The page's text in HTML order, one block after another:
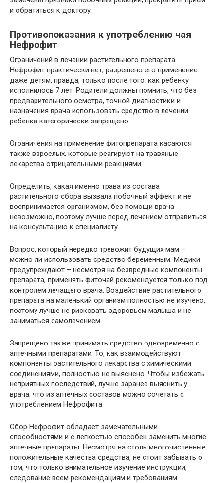
и обратиться к доктору.
Противопоказания к употреблению чая
Нефрофит
Ограничений в лечении растительного препарата
Нефрофит практически нет, разрешено его применение
даже детям, правда, только после того, как ребенку
исполнилось 7 лет. Родители должны помнить, что без
предварительного осмотра, точной диагностики и
назначения врача использовать средство в лечении
ребенка категорически запрещено.
Ограничения на применение фитопрепарата касаются
также взрослых, которые реагируют на травяные
лекарства отрицательными реакциями.
Определить, какая именно трава из состава
растительного сбора вызвала побочный эффект и не
воспринимается организмом, без помощи врача
невозможно, поэтому лучше перед лечением отправиться
на консультацию к специалисту.
Вопрос, который нередко тревожит будущих мам –
можно ли использовать средство беременным. Медики
предупреждают – несмотря на безвредные компоненты
препарата, применять фиточай рекомендуется только под
контролем лечащего врача. Воздействие растительного
препарата на маленький организм полностью не изучено,
поэтому лучше не рисковать здоровьем малыша и не
заниматься самолечением.
Запрещено также принимать средство одновременно с
аптечными препаратами. То, как взаимодействуют
компоненты растительного лекарства с химическими
соединениями, полностью не выяснено. Чтобы избежать
неприятных последствий, лучше заранее выяснить у
врача, что из аптечных составов можно сочетать с
употреблением Нефрофита.
Сбор Нефрофит обладает замечательными
способностями и с легкостью способен заменить многие
аптечные препараты. Несмотря на столь многочисленные
положительные качества средства, не стоит забывать о
том, что только внимательное изучение инструкции,
следование всем рекомендациям и требованиям